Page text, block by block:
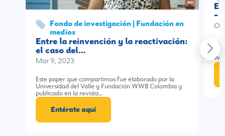
Fondo de investigación | Fundación en
medios
Entre la reinvención y la reactivación:
el caso del…
Mar 9, 2023
Este paper que compartimos fue elaborado por la
Universidad del Valle y Fundación WWB Colombia y
publicado en la revista…
Entérate aquí
El
–